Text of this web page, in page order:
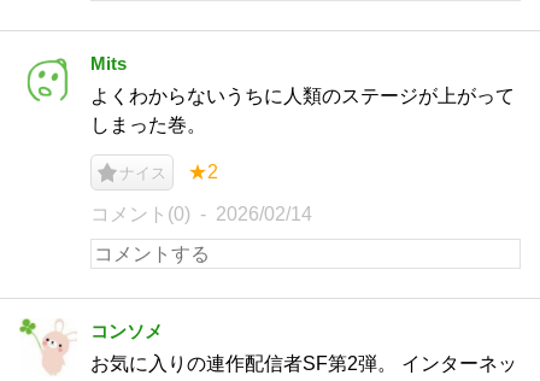
Mits
よくわからないうちに人類のステージが上がって
しまった巻。
ナイス ★2
コメント(0) 2026/02/14
コンソメ
お気に入りの連作配信者SF第2弾。 インターネッ